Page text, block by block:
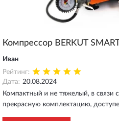
Компрессор BERKUT
Иван
Рейтинг:
Дата: 20.08.2024
Компактный и не тяжелый, в связи
прекрасную комплектацию,